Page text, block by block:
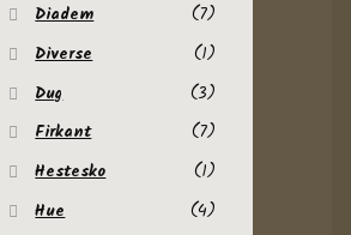
Diadem
(7)
Diverse
(1)
Dug
(3)
Firkant
(7)
Hestesko
(1)
Hue
(4)